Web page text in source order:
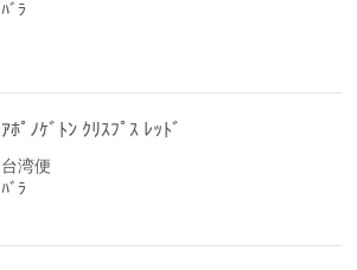
ﾊﾞﾗ
ｱﾎﾟﾉｹﾞﾄﾝ ｸﾘｽﾌﾟｽ ﾚｯﾄﾞ
台湾便
ﾊﾞﾗ